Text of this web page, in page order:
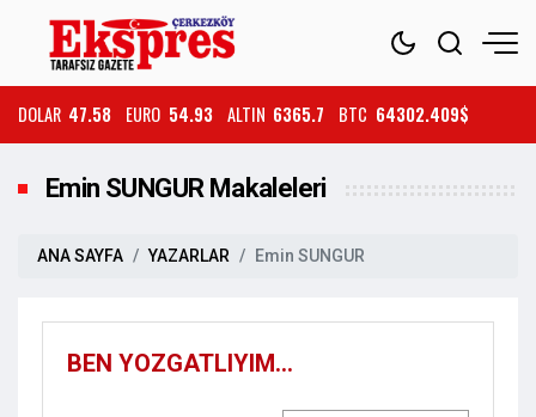
DOLAR 47.58 EURO 54.93 ALTIN 6365.7 BTC 64302.409$
Emin SUNGUR Makaleleri
ANA SAYFA YAZARLAR Emin SUNGUR
BEN YOZGATLIYIM…